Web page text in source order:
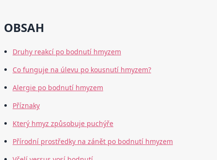
OBSAH
Druhy reakcí po bodnutí hmyzem
Co funguje na úlevu po kousnutí hmyzem?
Alergie po bodnutí hmyzem
Příznaky
Který hmyz způsobuje puchýře
Přírodní prostředky na zánět po bodnutí hmyzem